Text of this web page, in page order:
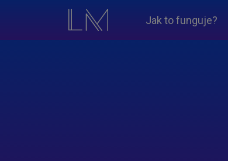
Jak to funguje?